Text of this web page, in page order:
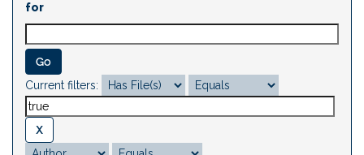
for
Current filters: